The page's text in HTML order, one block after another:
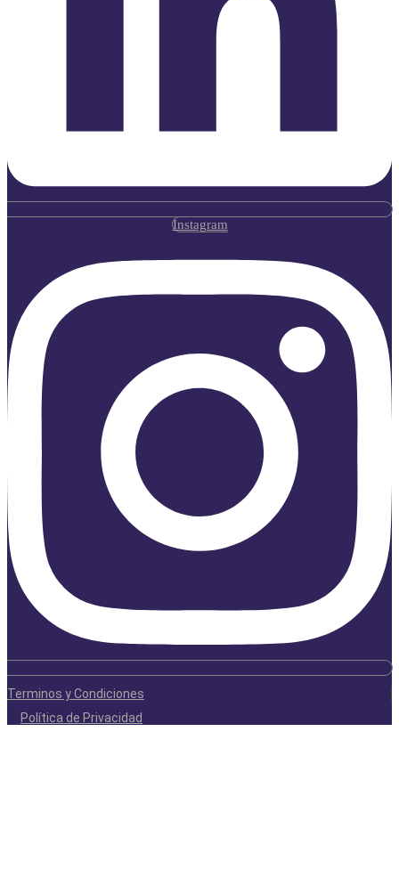
Instagram
Terminos y Condiciones
Política de Privacidad